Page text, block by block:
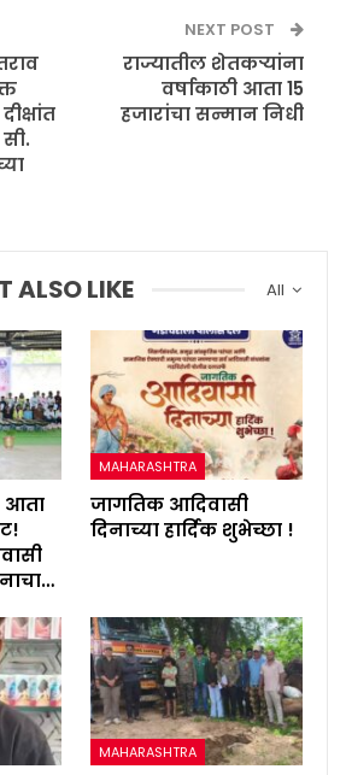
NEXT POST
राज्यातील शेतकऱ्यांना
वर्षाकाठी आता 15
हजारांचा सन्मान निधी
All
ALSO LIKE
आता
MAHARASHTRA
जागतिक आदिवासी
दिनाच्या हार्दिक शुभेच्छा !
MAHARASHTRA